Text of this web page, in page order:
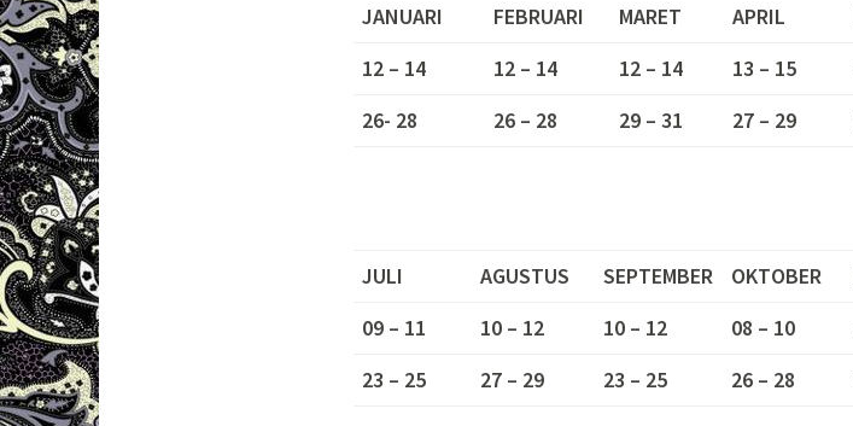
JANUARI FEBRUARI MARET APRIL
12 – 14
12 – 14 12 – 14 13 – 15
26- 28
26 – 28 29 – 31 27 – 29
JULI AGUSTUS SEPTEMBER OKTOBER
09 – 11
10 – 12 10 – 12 08 – 10
23 – 25
27 – 29 23 – 25 26 – 28